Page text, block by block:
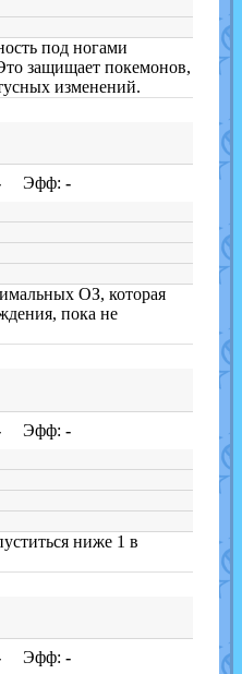
под ногами
защищает покемонов,
изменений.
Эфф: -
ОЗ, которая
пока не
Эфф: -
ниже 1 в
Эфф: -